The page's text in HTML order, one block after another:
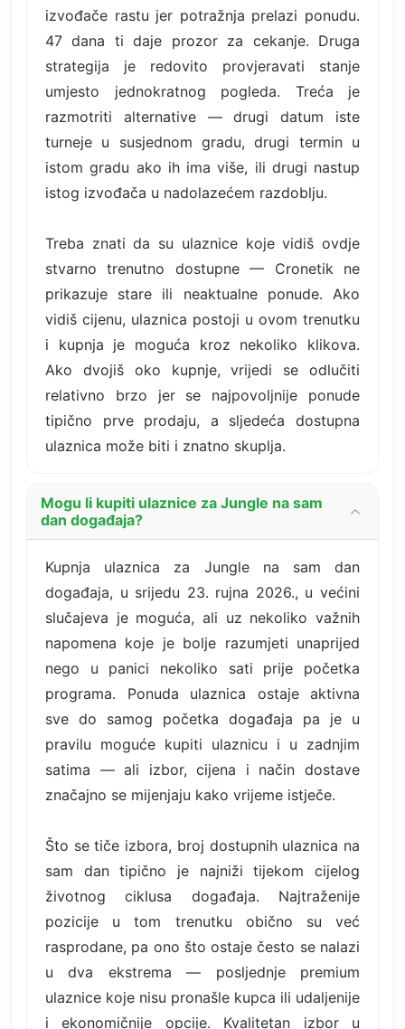
izvođače rastu jer potražnja prelazi ponudu.
47 dana ti daje prozor za cekanje. Druga
strategija je redovito provjeravati stanje
umjesto jednokratnog pogleda. Treća je
razmotriti alternative — drugi datum iste
turneje u susjednom gradu, drugi termin u
istom gradu ako ih ima više, ili drugi nastup
istog izvođača u nadolazećem razdoblju.
Treba znati da su ulaznice koje vidiš ovdje
stvarno trenutno dostupne — Cronetik ne
prikazuje stare ili neaktualne ponude. Ako
vidiš cijenu, ulaznica postoji u ovom trenutku
i kupnja je moguća kroz nekoliko klikova.
Ako dvojiš oko kupnje, vrijedi se odlučiti
relativno brzo jer se najpovoljnije ponude
tipično prve prodaju, a sljedeća dostupna
ulaznica može biti i znatno skuplja.
Mogu li kupiti ulaznice za Jungle na sam
dan događaja?
Kupnja ulaznica za Jungle na sam dan
događaja, u srijedu 23. rujna 2026., u većini
slučajeva je moguća, ali uz nekoliko važnih
napomena koje je bolje razumjeti unaprijed
nego u panici nekoliko sati prije početka
programa. Ponuda ulaznica ostaje aktivna
sve do samog početka događaja pa je u
pravilu moguće kupiti ulaznicu i u zadnjim
satima — ali izbor, cijena i način dostave
značajno se mijenjaju kako vrijeme istječe.
Što se tiče izbora, broj dostupnih ulaznica na
sam dan tipično je najniži tijekom cijelog
životnog ciklusa događaja. Najtraženije
pozicije u tom trenutku obično su već
rasprodane, pa ono što ostaje često se nalazi
u dva ekstrema — posljednje premium
ulaznice koje nisu pronašle kupca ili udaljenije
i ekonomičnije opcije. Kvalitetan izbor u